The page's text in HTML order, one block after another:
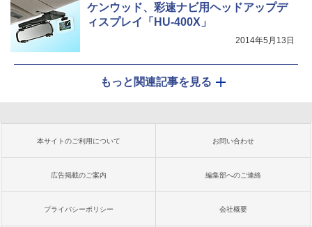
ケンウッド、彩速ナビ用ヘッドアップデ
ィスプレイ「HU-400X」
2014年5月13日
もっと関連記事を見る
本サイトのご利用について お問い合わせ
広告掲載のご案内 編集部へのご連絡
プライバシーポリシー 会社概要